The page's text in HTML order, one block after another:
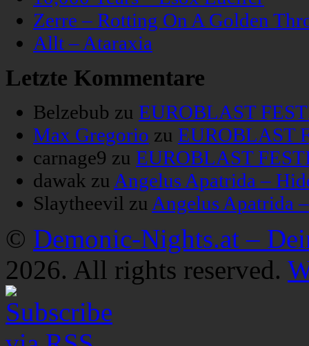
Zerre – Rotting On A Golden
Allt – Ataraxia
Letzte Kommentare
Belzebub zu EUROBLAST
Max Gregorio zu EUROBLAST
carnage9 zu EUROBLAST
dawak zu Angelus Apatrida –
Slaytheevil zu Angelus Apatrida
© Demonic-Nights.at –
2026. All rights reserved.